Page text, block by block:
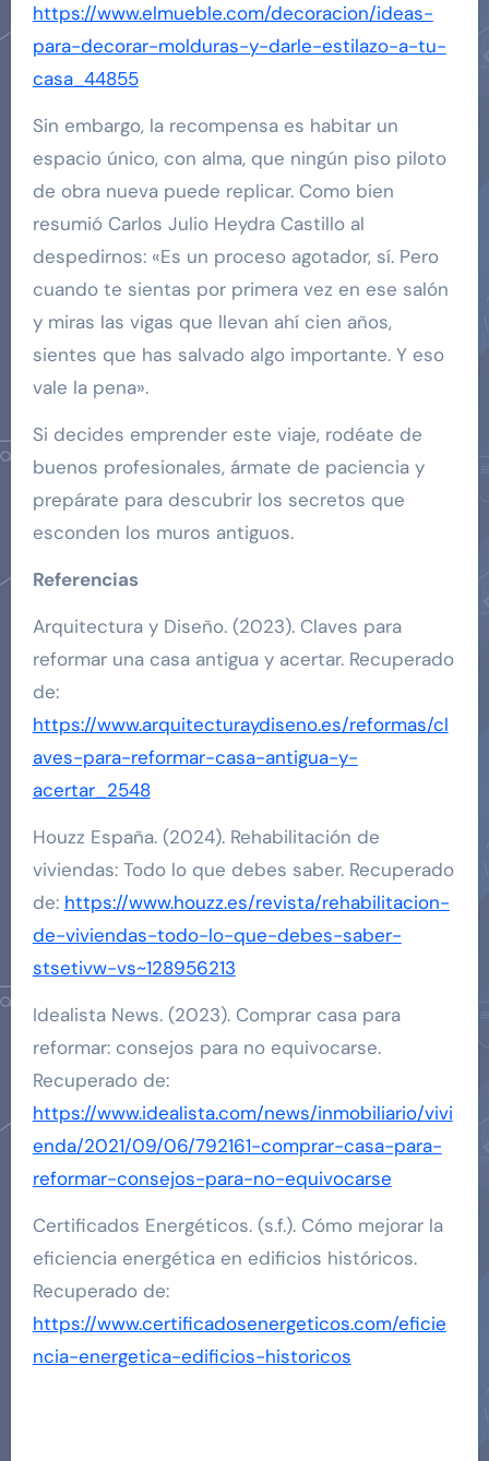
https://www.elmueble.com/decoracion/ideas-
para-decorar-molduras-y-darle-estilazo-a-tu-
casa_44855
Sin embargo, la recompensa es habitar un
espacio único, con alma, que ningún piso piloto
de obra nueva puede replicar. Como bien
resumió Carlos Julio Heydra Castillo al
despedirnos: «Es un proceso agotador, sí. Pero
cuando te sientas por primera vez en ese salón
y miras las vigas que llevan ahí cien años,
sientes que has salvado algo importante. Y eso
vale la pena».
Si decides emprender este viaje, rodéate de
buenos profesionales, ármate de paciencia y
prepárate para descubrir los secretos que
esconden los muros antiguos.
Referencias
Arquitectura y Diseño. (2023). Claves para
reformar una casa antigua y acertar. Recuperado
de:
https://www.arquitecturaydiseno.es/reformas/cl
aves-para-reformar-casa-antigua-y-
acertar_2548
Houzz España. (2024). Rehabilitación de
viviendas: Todo lo que debes saber. Recuperado
de: https://www.houzz.es/revista/rehabilitacion-
de-viviendas-todo-lo-que-debes-saber-
stsetivw-vs~128956213
Idealista News. (2023). Comprar casa para
reformar: consejos para no equivocarse.
Recuperado de:
https://www.idealista.com/news/inmobiliario/vivi
enda/2021/09/06/792161-comprar-casa-para-
reformar-consejos-para-no-equivocarse
Certificados Energéticos. (s.f.). Cómo mejorar la
eficiencia energética en edificios históricos.
Recuperado de:
https://www.certificadosenergeticos.com/eficie
ncia-energetica-edificios-historicos